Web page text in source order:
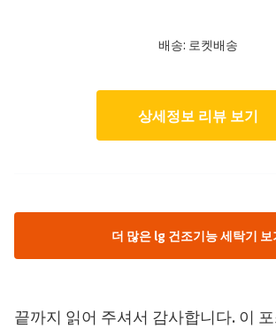
배송: 로켓배송
상세정보 리뷰 보기
더 많은 lg 건조기능 세탁기 보
끝까지 읽어 주셔서 감사합니다. 이